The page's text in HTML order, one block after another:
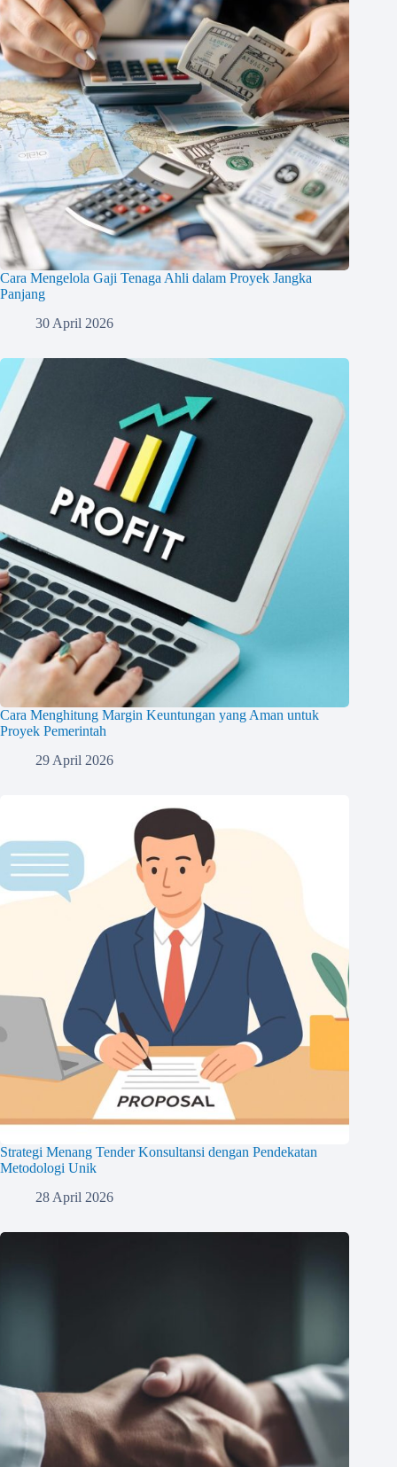
Cara Mengelola Gaji Tenaga Ahli dalam Proyek Jangka
Panjang
30 April 2026
Cara Menghitung Margin Keuntungan yang Aman untuk
Proyek Pemerintah
29 April 2026
Strategi Menang Tender Konsultansi dengan Pendekatan
Metodologi Unik
28 April 2026